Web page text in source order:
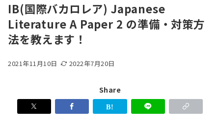
IB(国際バカロレア) Japanese
Literature A Paper 2 の準備・対策方
法を教えます！
2021年11月10日 2022年7月20日
Share